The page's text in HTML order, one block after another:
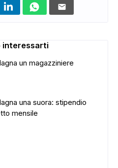
interessarti
un magazziniere
una suora: stipendio
mensile